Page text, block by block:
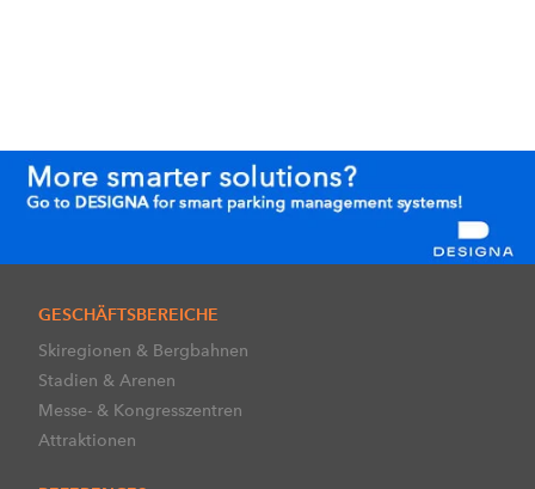
GESCHÄFTSBEREICHE
Skiregionen & Bergbahnen
Stadien & Arenen
Messe- & Kongresszentren
Attraktionen